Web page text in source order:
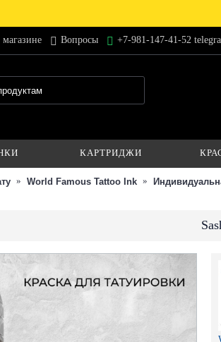
Вопросы +7-981-147-41-52
КАРТРИДЖИ
World Famous Tattoo Ink